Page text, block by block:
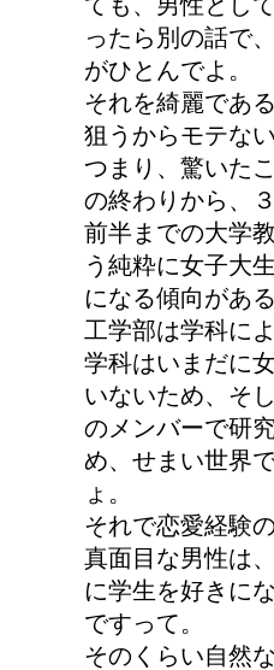
ったら別の話で
がひとんでよ。
それを綺麗であ
狙うからモテない
つまり、驚いた
の終わりから、
前半までの大学
う純粋に女子大
になる傾向があ
工学部は学科に
学科はいまだに
いないため、そ
のメンバーで研
め、せまい世界
ょ。
それで恋愛経験
真面目な男性は
に学生を好きに
ですって。
そのくらい自然